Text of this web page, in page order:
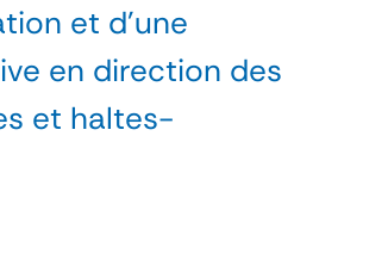
et d’une
en direction des
et haltes-